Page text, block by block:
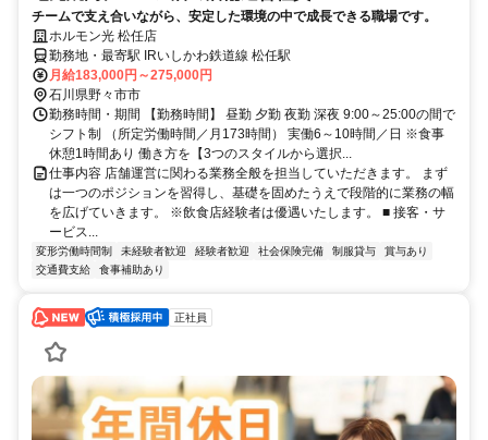
チームで支え合いながら、安定した環境の中で成長できる職場です。
ホルモン光 松任店
勤務地・最寄駅 IRいしかわ鉄道線 松任駅
月給183,000円～275,000円
石川県野々市市
勤務時間・期間 【勤務時間】 昼勤 夕勤 夜勤 深夜 9:00～25:00の間で
シフト制 （所定労働時間／月173時間） 実働6～10時間／日 ※食事
休憩1時間あり 働き方を【3つのスタイルから選択...
仕事内容 店舗運営に関わる業務全般を担当していただきます。 まず
は一つのポジションを習得し、基礎を固めたうえで段階的に業務の幅
を広げていきます。 ※飲食店経験者は優遇いたします。 ■ 接客・サ
ービス...
変形労働時間制 未経験者歓迎 経験者歓迎 社会保険完備 制服貸与
賞与あり
交通費支給
食事補助あり
正社員